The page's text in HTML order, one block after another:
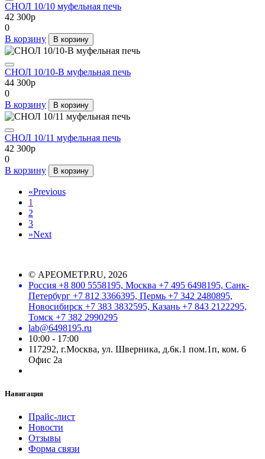
СНОЛ 10/10 муфельная печь
42 300p
0
В корзину
В корзину
СНОЛ 10/10-В муфельная печь
44 300p
0
В корзину
В корзину
СНОЛ 10/11 муфельная печь
42 300p
0
В корзину
В корзину
«Previous
1
2
3
»Next
© АРЕОМЕТР.RU, 2026
Россия +8 800 5558195, Москва +7 495 6498195, Санк-
Петербург +7 812 3366395, Пермь +7 342 2480895,
Новосибирск +7 383 3832595, Казань +7 843 2122295,
Томск +7 382 2990295
lab@6498195.ru
10:00 - 17:00
117292, г.Москва, ул. Шверника, д.6к.1 пом.1п, ком. 6
Офис 2а
Навигация
Прайс-лист
Новости
Отзывы
Форма связи